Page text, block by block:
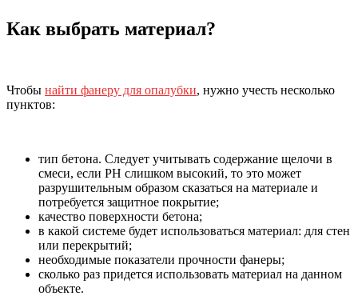
Как выбрать материал?
Чтобы найти фанеру для опалубки, нужно учесть несколько
пунктов:
тип бетона. Следует учитывать содержание щелочи в
смеси, если РН слишком высокий, то это может
разрушительным образом сказаться на материале и
потребуется защитное покрытие;
качество поверхности бетона;
в какой системе будет использоваться материал: для стен
или перекрытий;
необходимые показатели прочности фанеры;
сколько раз придется использовать материал на данном
объекте.